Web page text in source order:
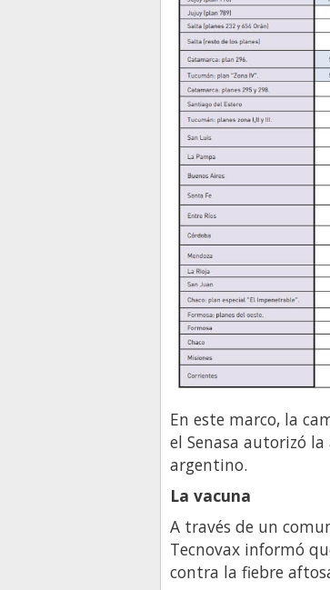
En este marco, la
el Senasa autorizó
argentino.
La vacuna
A través de un
Tecnovax informó
contra la fiebre